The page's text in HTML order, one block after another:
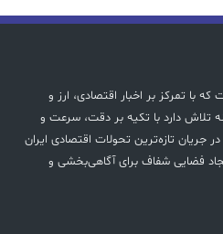
با تمرکز بر اخبار اقتصادی، ارز و
تلاش دارد با تکیه بر دقت، سرعت و
جریان تازه‌ترین تحولات اقتصادی ایران
فضایی شفاف برای آگاهی‌بخشی و